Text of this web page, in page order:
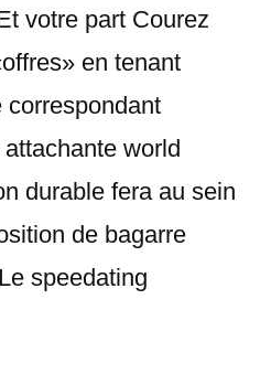
votre part Courez
en tenant
correspondant
world
durable fera au sein
de bagarre
speedating